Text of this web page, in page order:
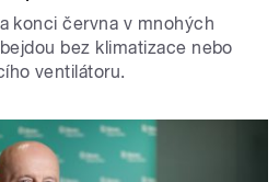
konci června v mnohých
bez klimatizace nebo
ventilátoru.